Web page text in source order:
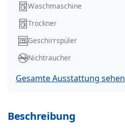
Waschmaschine
Trockner
Geschirrspüler
Nichtraucher
Gesamte Ausstattung sehen
Beschreibung